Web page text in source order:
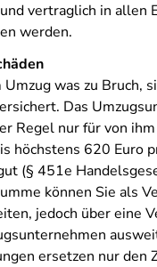
vertraglich in allen
werden.
Umzug was zu Bruch,
Das
Regel nur für von
höchstens 620 Euro
(§ 451e
können Sie als
jedoch über eine
ersetzen nur den